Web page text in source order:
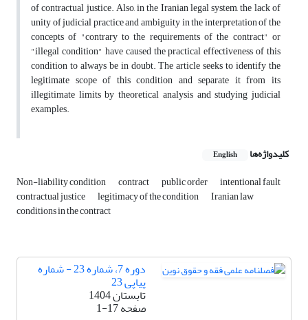
of contractual justice. Also, in the Iranian legal system, the lack of
unity of judicial practice and ambiguity in the interpretation of the
concepts of "contrary to the requirements of the contract" or
"illegal condition" have caused the practical effectiveness of this
condition to always be in doubt. The article seeks to identify the
legitimate scope of this condition and separate it from its
illegitimate limits by theoretical analysis and studying judicial
examples.
کلیدواژه‌ها English
Non-liability condition contract public order intentional fault
contractual justice legitimacy of the condition Iranian law
conditions in the contract
دوره 7، شماره 23 - شماره
پیاپی 23
تابستان 1404
صفحه1-17